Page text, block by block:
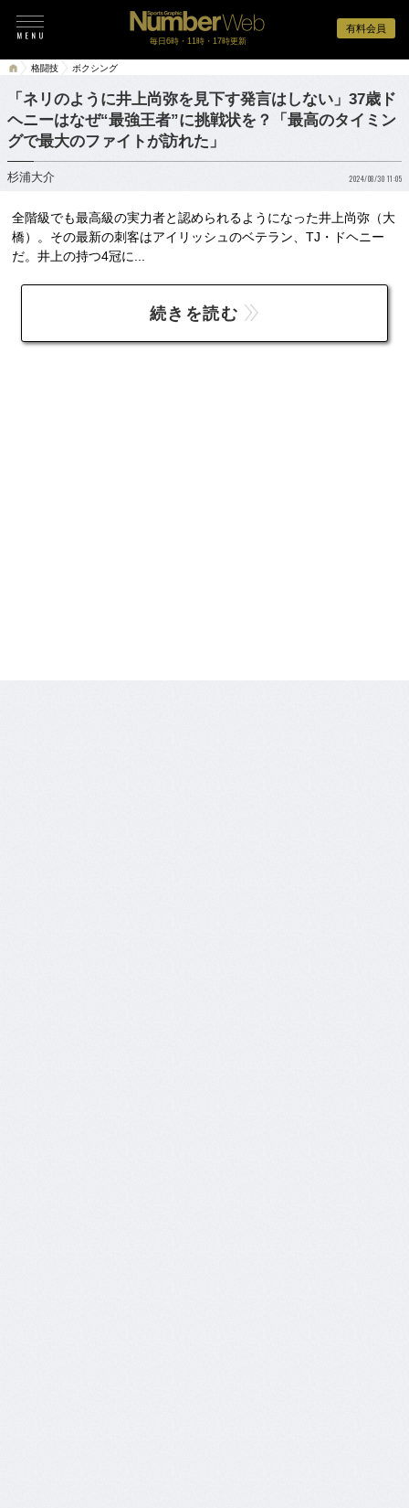
有料会員
毎日6時・11時・17時更新
格闘技 ボクシング
「ネリのように井上尚弥を見下す発言はしない」37歳ド
ヘニーはなぜ“最強王者”に挑戦状を？「最高のタイミン
グで最大のファイトが訪れた」
杉浦大介 2024/08/30 11:05
全階級でも最高級の実力者と認められるようになった井上尚弥（大
橋）。その最新の刺客はアイリッシュのベテラン、TJ・ドヘニー
だ。井上の持つ4冠に...
続きを読む